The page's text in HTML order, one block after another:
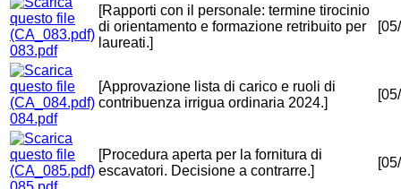
083.pdf
[Rapporti con il personale: termine tirocinio
di orientamento e formazione retribuito per
laureati.]
084.pdf
[Approvazione lista di carico e ruoli di
contribuenza irrigua ordinaria 2024.]
[Procedura aperta per la fornitura di
escavatori. Decisione a contrarre.]